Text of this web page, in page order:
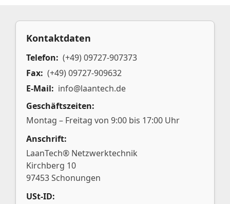
Kontaktdaten
Telefon: (+49) 09727-907373
Fax: (+49) 09727-909632
E-Mail: info@laantech.de
Geschäftszeiten:
Montag – Freitag von 9:00 bis 17:00 Uhr
Anschrift:
LaanTech® Netzwerktechnik
Kirchberg 10
97453 Schonungen
USt-ID: